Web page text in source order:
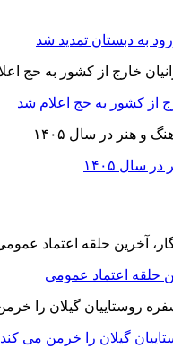
به دبستان تمدید شد
از کشور به حج اعلام شد
سال ۱۴۰۵
گیلان را خرمن می کند